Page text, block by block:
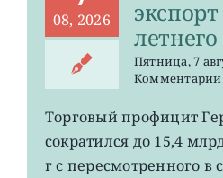
08, 2026
Пятница, 7
Комментарии
Торговый профицит
сократился до 15,4
г с пересмотренного в